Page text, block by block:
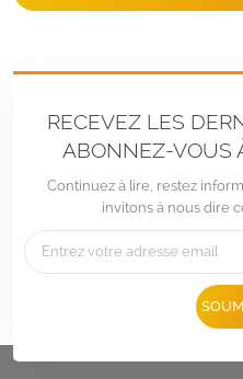
RECEVEZ LES
ABONNEZ-VOUS
Continuez à lire, restez
invitons à nous dire